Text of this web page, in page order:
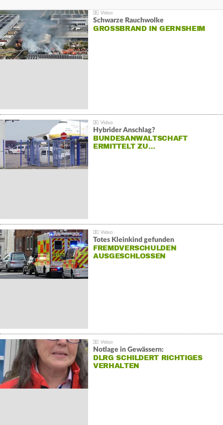
Schwarze Rauchwolke
GROSSBRAND IN GERNSHEIM
Hybrider Anschlag?
BUNDESANWALTSCHAFT
ERMITTELT ZU…
Totes Kleinkind gefunden
FREMDVERSCHULDEN
AUSGESCHLOSSEN
Notlage in Gewässern:
DLRG SCHILDERT RICHTIGES
VERHALTEN